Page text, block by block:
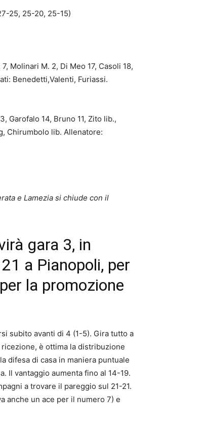
25, 25-20, 25-15)
Molinari M. 2, Di Meo 17, Casoli 18,
Benedetti,Valenti, Furiassi.
Garofalo 14, Bruno 11, Zito lib.,
Chirumbolo lib. Allenatore:
e Lamezia si chiude con il
gara 3, in
a Pianopoli, per
la promozione
subito avanti di 4 (1-5). Gira tutto a
è ottima la distribuzione
difesa di casa in maniera puntuale
Il vantaggio aumenta fino al 14-19.
a trovare il pareggio sul 21-21.
anche un ace per il numero 7) e